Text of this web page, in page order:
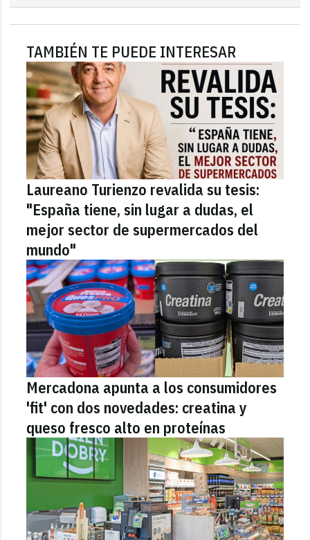
TAMBIÉN TE PUEDE INTERESAR
Laureano Turienzo revalida su tesis:
"España tiene, sin lugar a dudas, el
mejor sector de supermercados del
mundo"
Mercadona apunta a los consumidores
'fit' con dos novedades: creatina y
queso fresco alto en proteínas